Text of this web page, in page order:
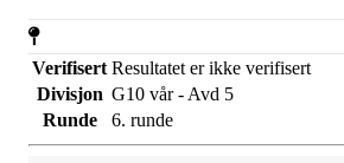
Verifisert Resultatet er ikke verifisert
Divisjon G10 vår - Avd 5
Runde
6. runde